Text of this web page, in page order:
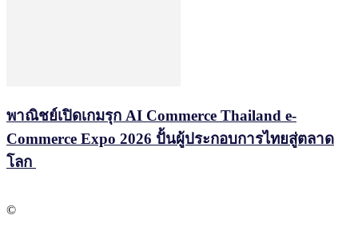
พาณิชย์เปิดเกมรุก AI Commerce Thailand e-
Commerce Expo 2026 ปั้นผู้ประกอบการไทยสู่ตลาด
โลก
©